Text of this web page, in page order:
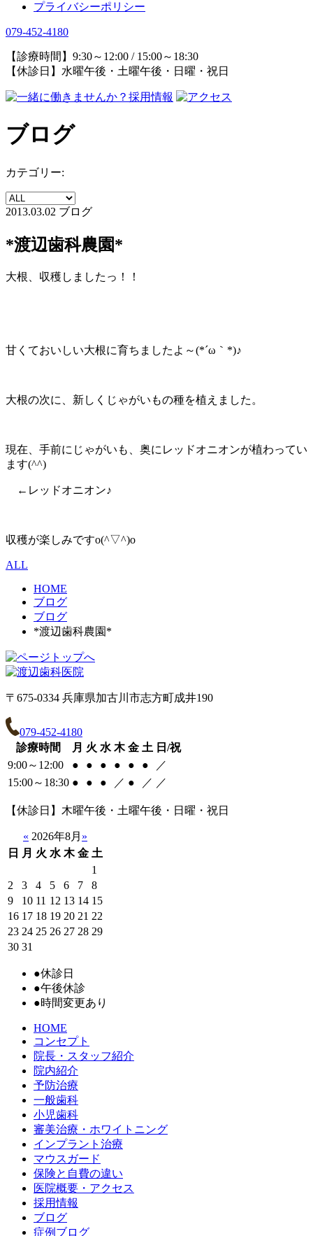
プライバシーポリシー
079-452-4180
【診療時間】9:30～12:00 / 15:00～18:30
【休診日】水曜午後・土曜午後・日曜・祝日
ブログ
カテゴリー:
2013.03.02 ブログ
*渡辺歯科農園*
大根、収穫しましたっ！！
甘くておいしい大根に育ちましたよ～(*´ω｀*)♪
大根の次に、新しくじゃがいもの種を植えました。
現在、手前にじゃがいも、奥にレッドオニオンが植わってい
ます(^^)
←レッドオニオン♪
収穫が楽しみですo(^▽^)o
ALL
HOME
ブログ
ブログ
*渡辺歯科農園*
〒675-0334 兵庫県加古川市志方町成井190
079-452-4180
診療時間
月 火 水 木 金 土 日/祝
9:00～12:00
● ● ● ● ● ●
／
15:00～18:30 ● ● ● ／ ● ／ ／
【休診日】木曜午後・土曜午後・日曜・祝日
« 2026年8月 »
日
月 火 水 木 金 土
1
2
3 4 5 6 7
8
9
10 11 12 13 14 15
16 17 18 19 20 21 22
23 24 25 26 27 28 29
30 31
●休診日
●午後休診
●時間変更あり
HOME
コンセプト
院長・スタッフ紹介
院内紹介
予防治療
一般歯科
小児歯科
審美治療・ホワイトニング
インプラント治療
マウスガード
保険と自費の違い
医院概要・アクセス
採用情報
ブログ
症例ブログ